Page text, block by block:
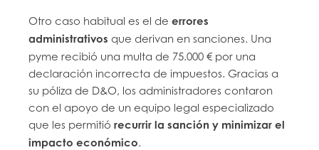
Otro caso habitual es el deerrores
administrativos que derivan en sanciones. Una
pyme recibió una multa de 75.000 € por una
declaración incorrecta de impuestos. Gracias a
su póliza de D&O, los administradores contaron
con el apoyo de un equipo legal especializado
que les permitiórecurrir la sanción y minimizar el
impacto económico.